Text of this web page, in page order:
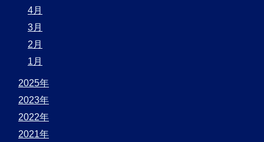
4月
3月
2月
1月
2025年
2023年
2022年
2021年